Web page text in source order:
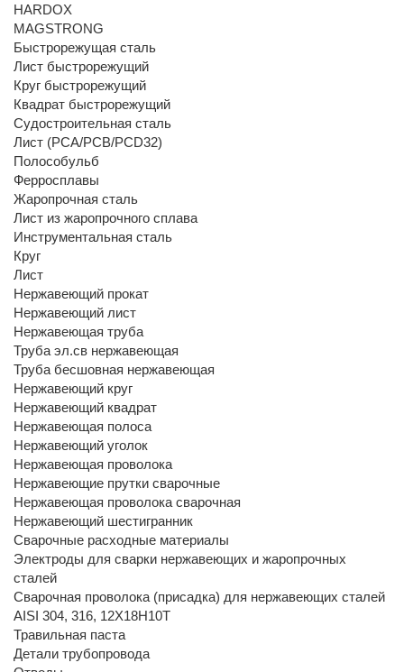
HARDOX
MAGSTRONG
Быстрорежущая сталь
Лист быстрорежущий
Круг быстрорежущий
Квадрат быстрорежущий
Судостроительная сталь
Лист (РСА/РСВ/РСD32)
Полособульб
Ферросплавы
Жаропрочная сталь
Лист из жаропрочного сплава
Инструментальная сталь
Круг
Лист
Нержавеющий прокат
Нержавеющий лист
Нержавеющая труба
Труба эл.св нержавеющая
Труба бесшовная нержавеющая
Нержавеющий круг
Нержавеющий квадрат
Нержавеющая полоса
Нержавеющий уголок
Нержавеющая проволока
Нержавеющие прутки сварочные
Нержавеющая проволока сварочная
Нержавеющий шестигранник
Сварочные расходные материалы
Электроды для сварки нержавеющих и жаропрочных
сталей
Сварочная проволока (присадка) для нержавеющих сталей
AISI 304, 316, 12Х18Н10Т
Травильная паста
Детали трубопровода